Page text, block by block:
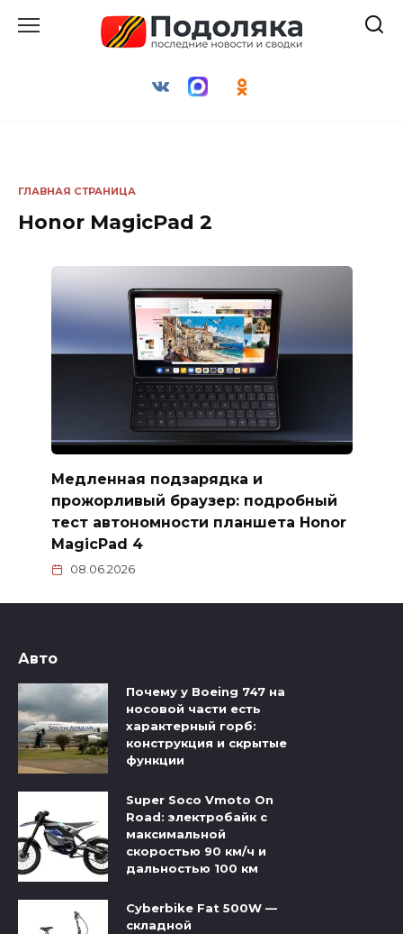
ГЛАВНАЯ СТРАНИЦА
Honor MagicPad 2
Медленная подзарядка и
прожорливый браузер: подробный
тест автономности планшета Honor
MagicPad 4
08.06.2026
Авто
Почему у Boeing 747 на
носовой части есть
характерный горб:
конструкция и скрытые
функции
Super Soco Vmoto On
Road: электробайк с
максимальной
скоростью 90 км/ч и
дальностью 100 км
Cyberbike Fat 500W —
складной